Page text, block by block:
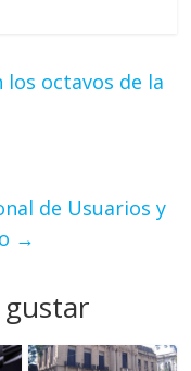
los octavos de la
de Usuarios y
→